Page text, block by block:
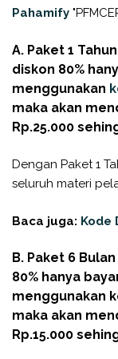
Pahamify
A. Paket 1
diskon 80%
menggunakan
maka akan
Rp.25.000
Dengan Paket 1
seluruh materi
Baca juga: Kode
B. Paket 6
80% hanya
menggunakan
maka akan
Rp.15.000